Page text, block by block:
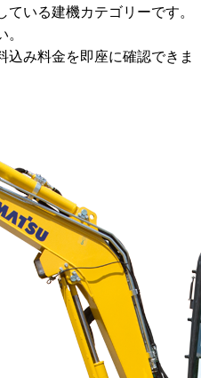
いる建機カテゴリーです。
み料金を即座に確認できま